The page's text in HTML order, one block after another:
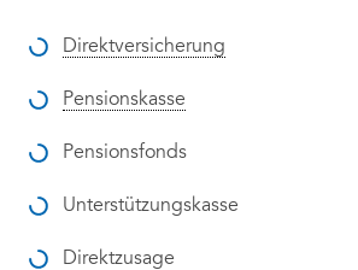
Direktversicherung
Pensionskasse
Pensionsfonds
Unterstützungskasse
Direktzusage